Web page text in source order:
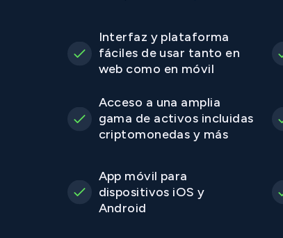
Interfaz y plataforma
fáciles de usar tanto en
web como en móvil
Acceso a una amplia
gama de activos incluidas
criptomonedas y más
App móvil para
dispositivos iOS y
Android